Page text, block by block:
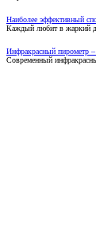
Наиболее эффективный
Каждый любит в жаркий
Инфракрасный пирометр
Современный